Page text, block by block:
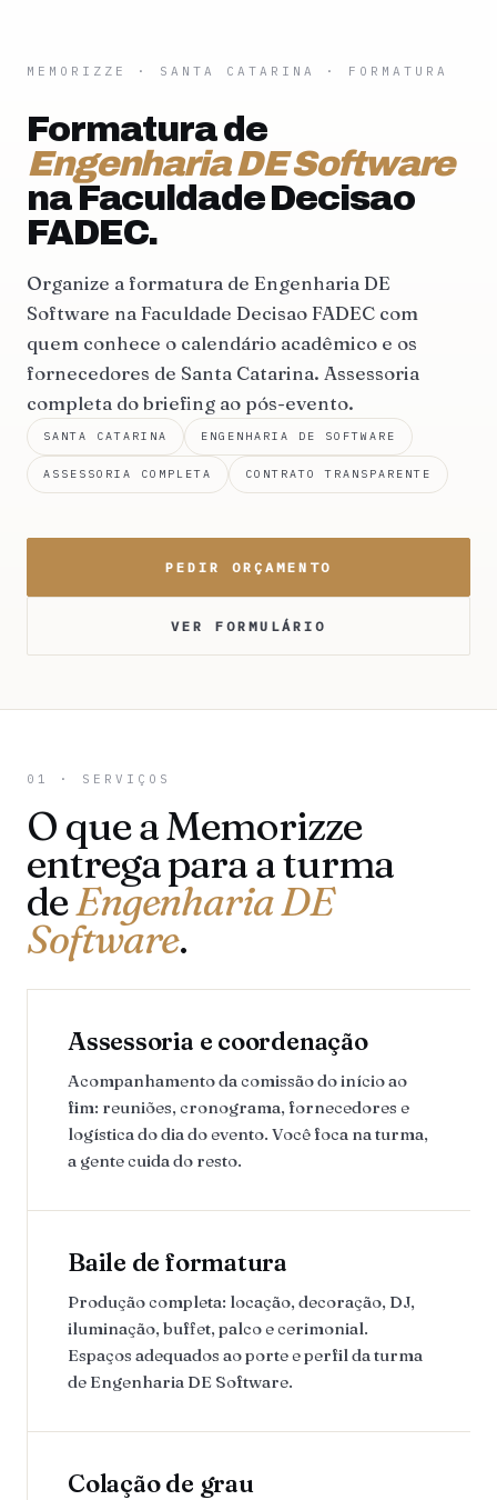
MEMORIZZE · SANTA CATARINA · FORMATURA
Formatura de
Engenharia DE Software
na Faculdade Decisao
FADEC.
Organize a formatura de Engenharia DE
Software na Faculdade Decisao FADEC com
quem conhece o calendário acadêmico e os
fornecedores de Santa Catarina. Assessoria
completa do briefing ao pós-evento.
SANTA CATARINA ENGENHARIA DE SOFTWARE
ASSESSORIA COMPLETA CONTRATO TRANSPARENTE
PEDIR ORÇAMENTO
VER FORMULÁRIO
01 · SERVIÇOS
O que a Memorizze
entrega para a turma
deEngenharia DE
Software.
Assessoria e coordenação
Acompanhamento da comissão do início ao
fim: reuniões, cronograma, fornecedores e
logística do dia do evento. Você foca na turma,
a gente cuida do resto.
Baile de formatura
Produção completa: locação, decoração, DJ,
iluminação, buffet, palco e cerimonial.
Espaços adequados ao porte e perfil da turma
de Engenharia DE Software.
Colação de grau